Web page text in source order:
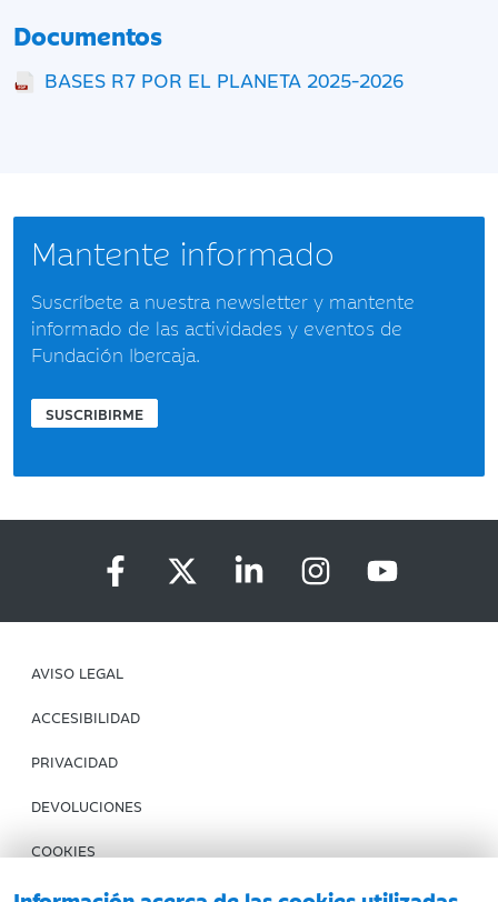
Documentos
BASES R7 POR EL PLANETA 2025-2026
Mantente informado
Suscríbete a nuestra newsletter y mantente
informado de las actividades y eventos de
Fundación Ibercaja.
SUSCRIBIRME
AVISO LEGAL
ACCESIBILIDAD
PRIVACIDAD
DEVOLUCIONES
COOKIES
CONDICIONES DE COMPRA